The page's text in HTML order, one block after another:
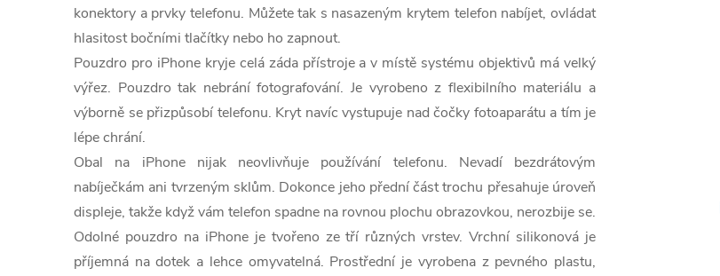
konektory a prvky telefonu. Můžete tak s nasazeným krytem telefon nabíjet, ovládat
hlasitost bočními tlačítky nebo ho zapnout.
Pouzdro pro iPhone kryje celá záda přístroje a v místě systému objektivů má velký
výřez. Pouzdro tak nebrání fotografování. Je vyrobeno z flexibilního materiálu a
výborně se přizpůsobí telefonu. Kryt navíc vystupuje nad čočky fotoaparátu a tím je
lépe chrání.
Obal na iPhone nijak neovlivňuje používání telefonu. Nevadí bezdrátovým
nabíječkám ani tvrzeným sklům. Dokonce jeho přední část trochu přesahuje úroveň
displeje, takže když vám telefon spadne na rovnou plochu obrazovkou, nerozbije se.
Odolné pouzdro na iPhone je tvořeno ze tří různých vrstev. Vrchní silikonová je
příjemná na dotek a lehce omyvatelná. Prostřední je vyrobena z pevného plastu,